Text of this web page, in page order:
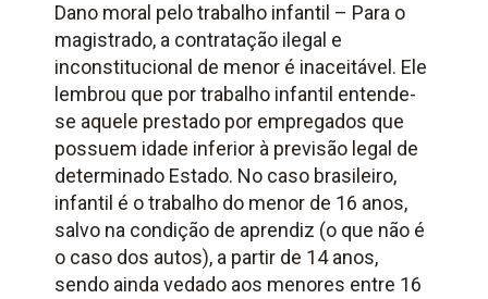
Dano moral pelo trabalho infantil – Para o
magistrado, a contratação ilegal e
inconstitucional de menor é inaceitável. Ele
lembrou que por trabalho infantil entende-
se aquele prestado por empregados que
possuem idade inferior à previsão legal de
determinado Estado. No caso brasileiro,
infantil é o trabalho do menor de 16 anos,
salvo na condição de aprendiz (o que não é
o caso dos autos), a partir de 14 anos,
sendo ainda vedado aos menores entre 16